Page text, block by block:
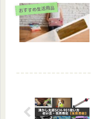
おすすめ生活用品